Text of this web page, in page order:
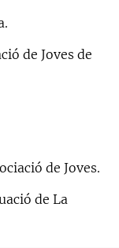
de Joves de
de Joves.
de La